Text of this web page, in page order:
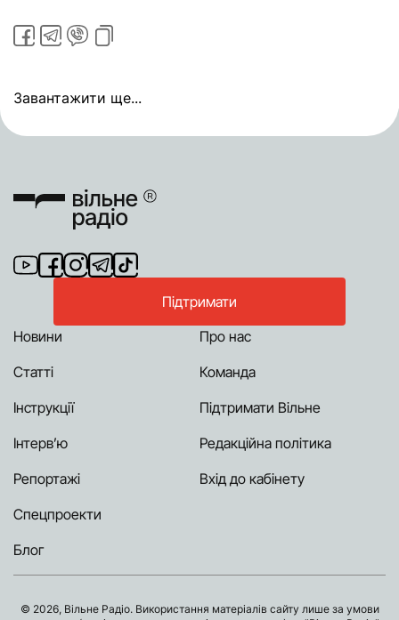
Завантажити ще...
Підтримати
Новини
Статті
Інструкції
Інтерв’ю
Репортажі
Спецпроекти
Блог
Про нас
Команда
Підтримати Вільне
Редакційна політика
Вхід до кабінету
© 2026, Вільне Радіо. Використання матеріалів сайту лише за умови